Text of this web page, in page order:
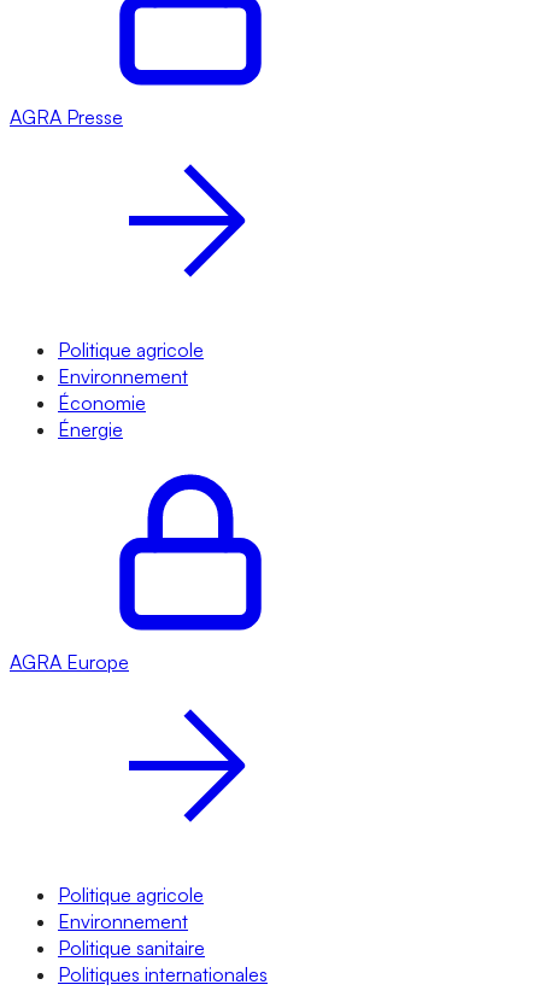
AGRA Presse
Politique agricole
Environnement
Économie
Énergie
AGRA Europe
Politique agricole
Environnement
Politique sanitaire
Politiques internationales